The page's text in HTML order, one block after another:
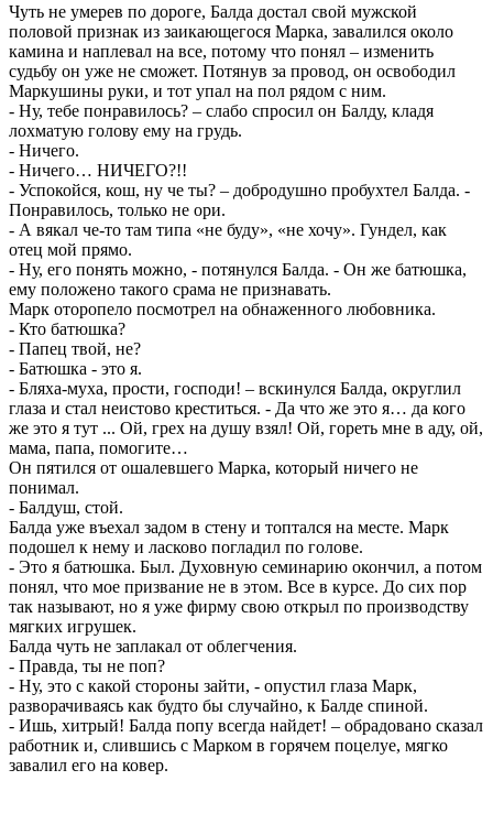
Чуть не умерев по дороге, Балда достал свой мужской
половой признак из заикающегося Марка, завалился около
камина и наплевал на все, потому что понял – изменить
судьбу он уже не сможет. Потянув за провод, он освободил
Маркушины руки, и тот упал на пол рядом с ним.
- Ну, тебе понравилось? – слабо спросил он Балду, кладя
лохматую голову ему на грудь.
- Ничего.
- Ничего… НИЧЕГО?!!
- Успокойся, кош, ну че ты? – добродушно пробухтел Балда. -
Понравилось, только не ори.
- А вякал че-то там типа «не буду», «не хочу». Гундел, как
отец мой прямо.
- Ну, его понять можно, - потянулся Балда. - Он же батюшка,
ему положено такого срама не признавать.
Марк оторопело посмотрел на обнаженного любовника.
- Кто батюшка?
- Папец твой, не?
- Батюшка - это я.
- Бляха-муха, прости, господи! – вскинулся Балда, округлил
глаза и стал неистово креститься. - Да что же это я… да кого
же это я тут ... Ой, грех на душу взял! Ой, гореть мне в аду, ой,
мама, папа, помогите…
Он пятился от ошалевшего Марка, который ничего не
понимал.
- Балдуш, стой.
Балда уже въехал задом в стену и топтался на месте. Марк
подошел к нему и ласково погладил по голове.
- Это я батюшка. Был. Духовную семинарию окончил, а потом
понял, что мое призвание не в этом. Все в курсе. До сих пор
так называют, но я уже фирму свою открыл по производству
мягких игрушек.
Балда чуть не заплакал от облегчения.
- Правда, ты не поп?
- Ну, это с какой стороны зайти, - опустил глаза Марк,
разворачиваясь как будто бы случайно, к Балде спиной.
- Ишь, хитрый! Балда попу всегда найдет! – обрадовано сказал
работник и, слившись с Марком в горячем поцелуе, мягко
завалил его на ковер.